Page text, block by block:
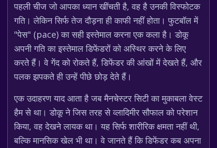
पहली चीज जो आपका ध्यान खींचती है, वह है उनकी विस्फोटक
गति। लेकिन सिर्फ तेज दौड़ना ही काफी नहीं होता। फुटबॉल में
"पेस" (pace) का सही इस्तेमाल करना एक कला है। डोकू
अपनी गति का इस्तेमाल डिफेंडरों को अस्थिर करने के लिए
करते हैं। वे गेंद को रोकते हैं, डिफेंडर की आंखों में देखते हैं, और
पलक झपकते ही उन्हें पीछे छोड़ देते हैं।
एक उदाहरण याद आता है जब मैनचेस्टर सिटी का मुकाबला वेस्ट
हैम से था। डोकू ने जिस तरह से व्लादिमीर सौफाल को परेशान
किया, वह देखने लायक था। यह सिर्फ शारीरिक क्षमता नहीं थी,
बल्कि मानसिक खेल भी था। वे जानते हैं कि डिफेंडर कब अपना